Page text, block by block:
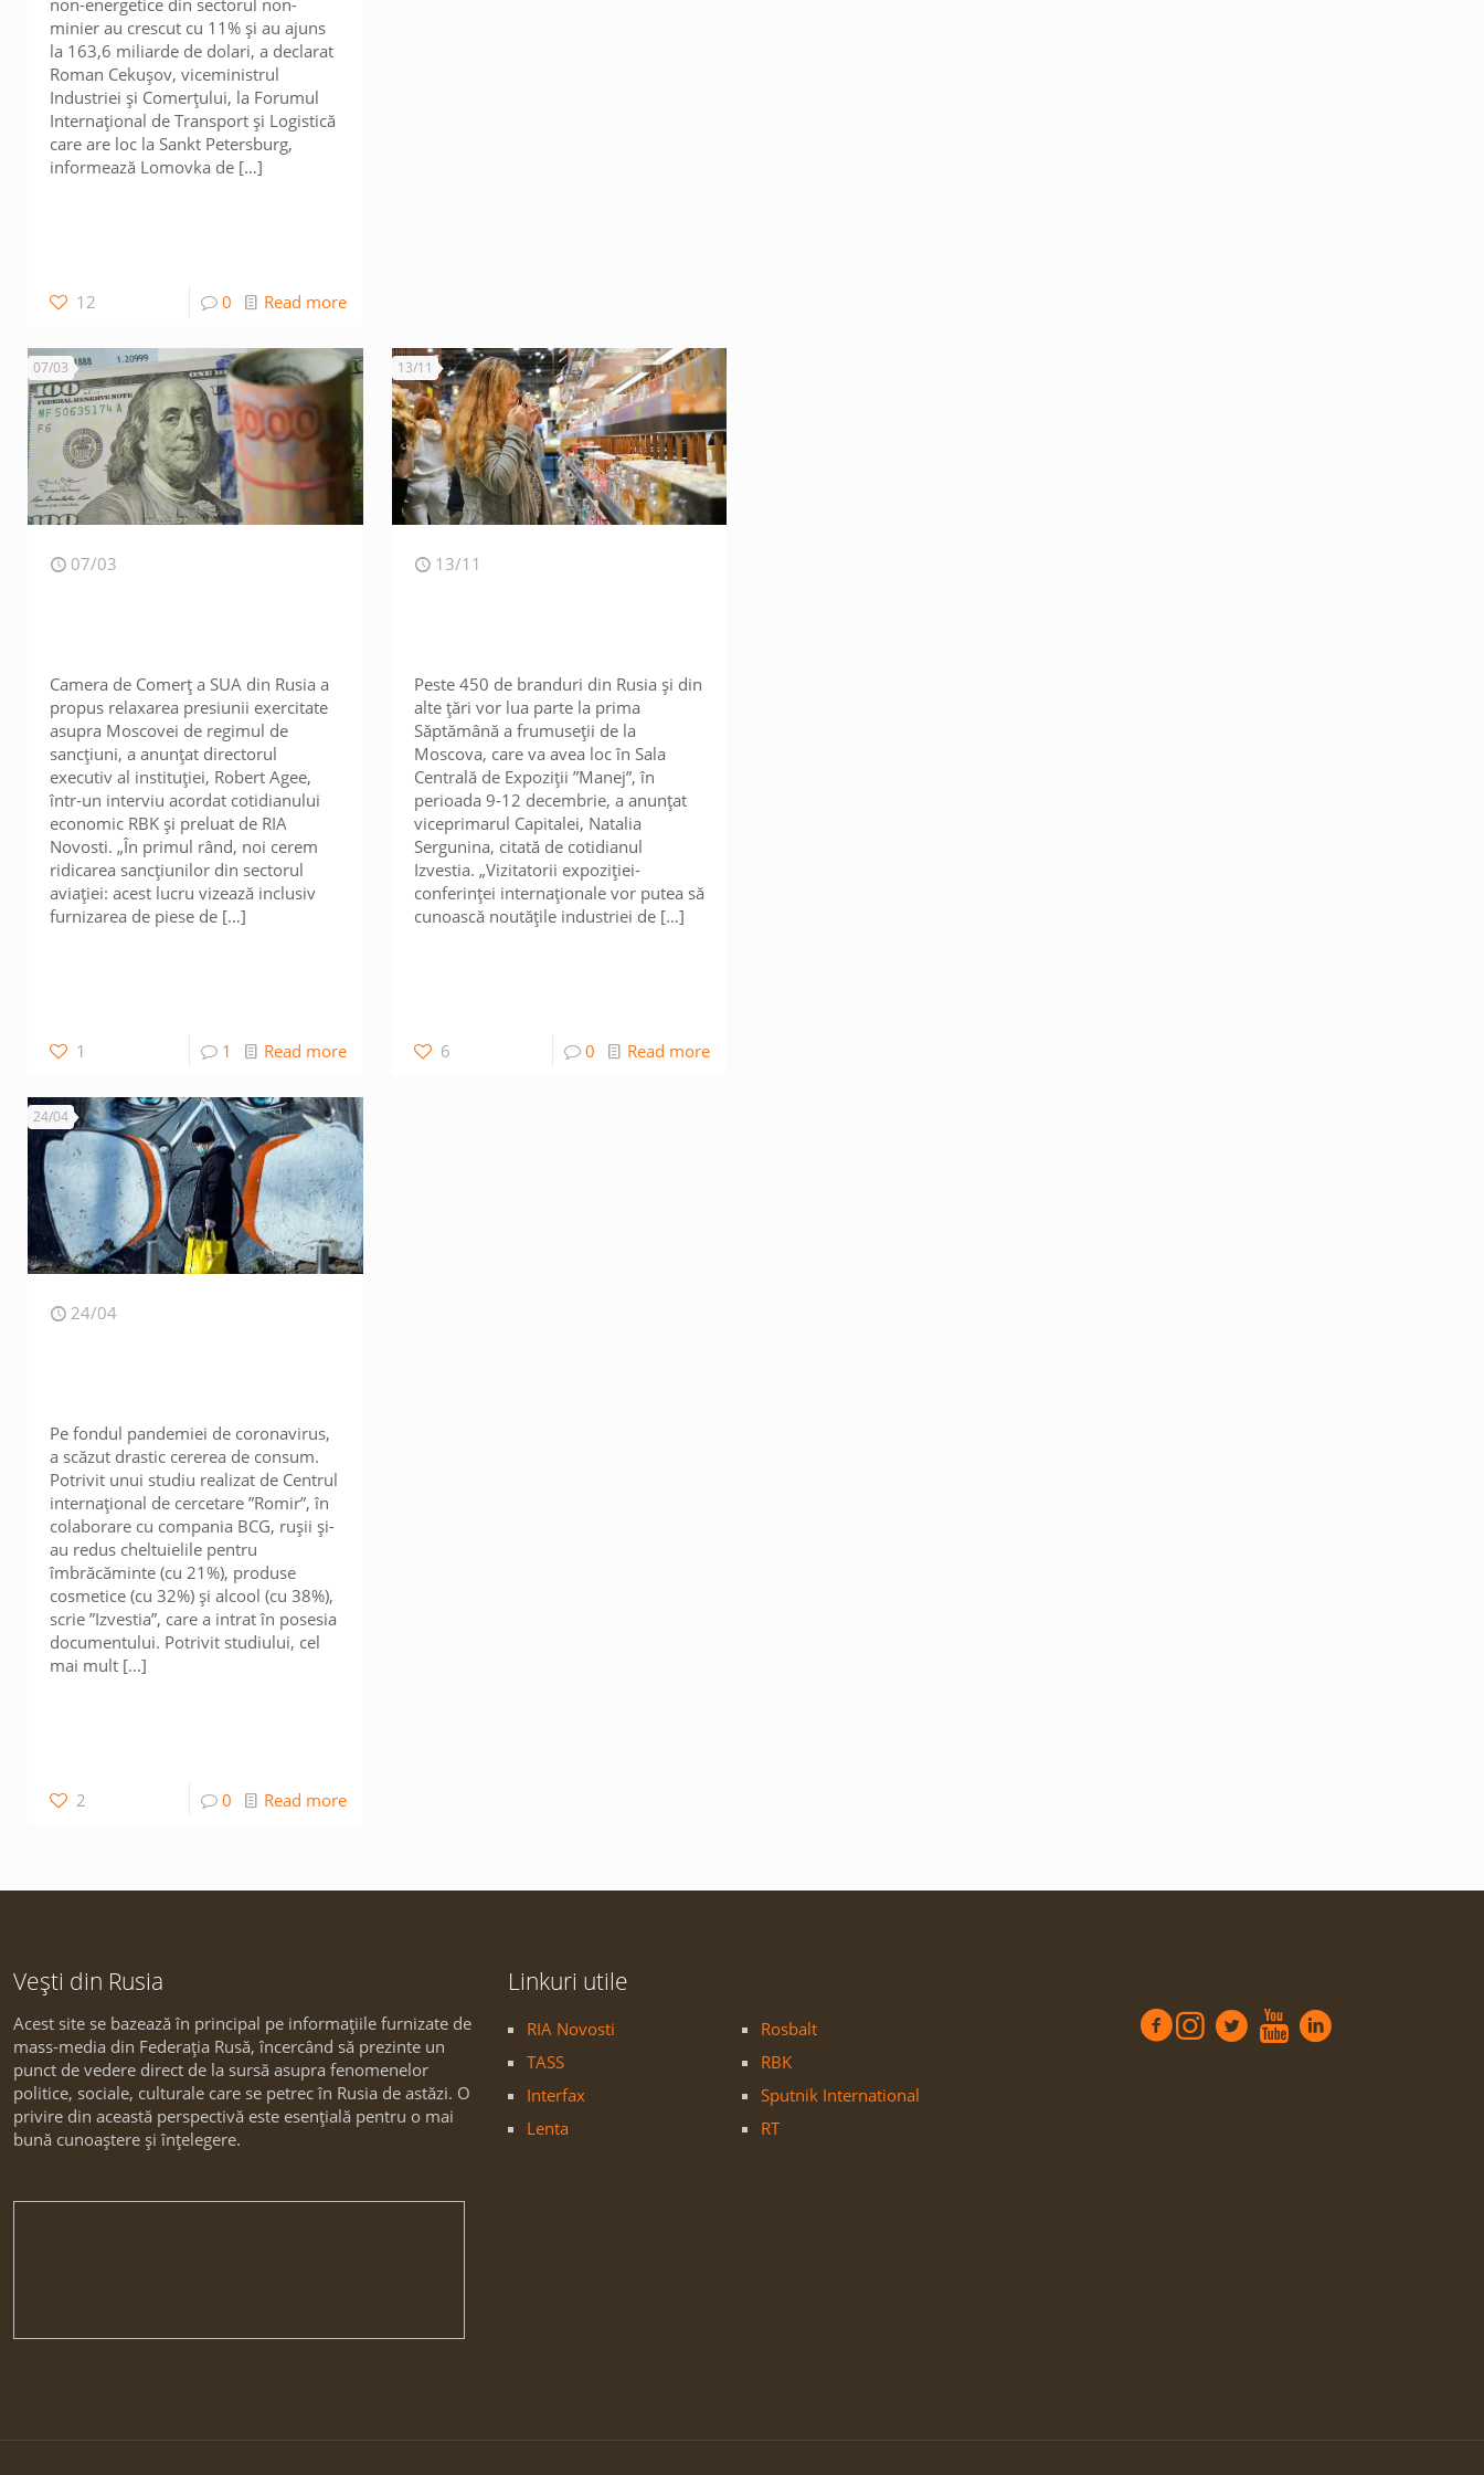
non-energetice din sectorul non-
minier au crescut cu 11% și au ajuns
la 163,6 miliarde de dolari, a declarat
Roman Cekușov, viceministrul
Industriei și Comerțului, la Forumul
Internațional de Transport și Logistică
care are loc la Sankt Petersburg,
informează Lomovka de […]
12 0 Read more
07/03
07/03
Camera de Comerț a SUA din Rusia a
propus relaxarea presiunii exercitate
asupra Moscovei de regimul de
sancțiuni, a anunțat directorul
executiv al instituției, Robert Agee,
într-un interviu acordat cotidianului
economic RBK și preluat de RIA
Novosti. „În primul rând, noi cerem
ridicarea sancțiunilor din sectorul
aviației: acest lucru vizează inclusiv
furnizarea de piese de […]
1 1 Read more
13/11
13/11
Peste 450 de branduri din Rusia și din
alte țări vor lua parte la prima
Săptămână a frumuseții de la
Moscova, care va avea loc în Sala
Centrală de Expoziții ”Manej”, în
perioada 9-12 decembrie, a anunțat
viceprimarul Capitalei, Natalia
Sergunina, citată de cotidianul
Izvestia. „Vizitatorii expoziției-
conferinței internaționale vor putea să
cunoască noutățile industriei de […]
6 0 Read more
24/04
24/04
Pe fondul pandemiei de coronavirus,
a scăzut drastic cererea de consum.
Potrivit unui studiu realizat de Centrul
internațional de cercetare ”Romir”, în
colaborare cu compania BCG, rușii și-
au redus cheltuielile pentru
îmbrăcăminte (cu 21%), produse
cosmetice (cu 32%) și alcool (cu 38%),
scrie ”Izvestia”, care a intrat în posesia
documentului. Potrivit studiului, cel
mai mult […]
2 0 Read more
Vești din Rusia
Acest site se bazează în principal pe informațiile furnizate de
mass-media din Federația Rusă, încercând să prezinte un
punct de vedere direct de la sursă asupra fenomenelor
politice, sociale, culturale care se petrec în Rusia de astăzi. O
privire din această perspectivă este esențială pentru o mai
bună cunoaștere și înțelegere.
Linkuri utile
RIA Novosti
TASS
Interfax
Lenta
Rosbalt
RBK
Sputnik International
RT